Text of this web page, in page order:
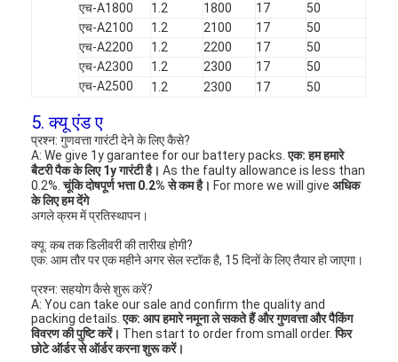
निम बैटरी पैक
निक बैटरी पैक
लिथियम आयन बैटरी पैक
रिचार्जेबल फ्लैशलाइट बैटरी
आपातकालीन प्रकाश बैटरी
ली Mno2 बैटरी
ली Socl2 बैटरी
प्राथमिक लिथियम बैटरी
हाइब्रिड कार बैटरी
एच-A1800
1.2 1800 17
50
एच-A2100
1.2 2100 17
50
एच-A2200
1.2 2200 17
50
एच-A2300
1.2 2300 17
50
एच-A2500
1.2 2300 17 50
5. क्यू एंड ए
प्रश्न: गुणवत्ता गारंटी देने के लिए कैसे?
A: We give 1y garantee for our battery packs. एक: हम हमारे
बैटरी पैक के लिए 1y गारंटी है। As the faulty allowance is less than
0.2%. चूंकि दोषपूर्ण भत्ता 0.2% से कम है। For more we will give अधिक
के लिए हम देंगे
अगले क्रम में प्रतिस्थापन।
क्यू: कब तक डिलीवरी की तारीख होगी?
एक: आम तौर पर एक महीने अगर सेल स्टॉक है, 15 दिनों के लिए तैयार हो जाएगा।
प्रश्न: सहयोग कैसे शुरू करें?
A: You can take our sale and confirm the quality and
packing details. एक: आप हमारे नमूना ले सकते हैं और गुणवत्ता और पैकिंग
विवरण की पुष्टि करें। Then start to order from small order. फिर
छोटे ऑर्डर से ऑर्डर करना शुरू करें।